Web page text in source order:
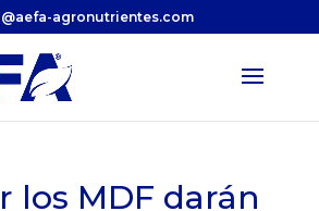
agronutrientes.com
los MDF darán